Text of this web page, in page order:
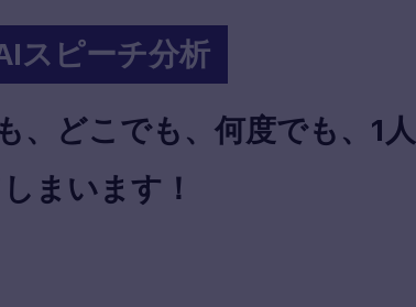
スピーチ分析
、どこでも、何度でも、1
まいます！